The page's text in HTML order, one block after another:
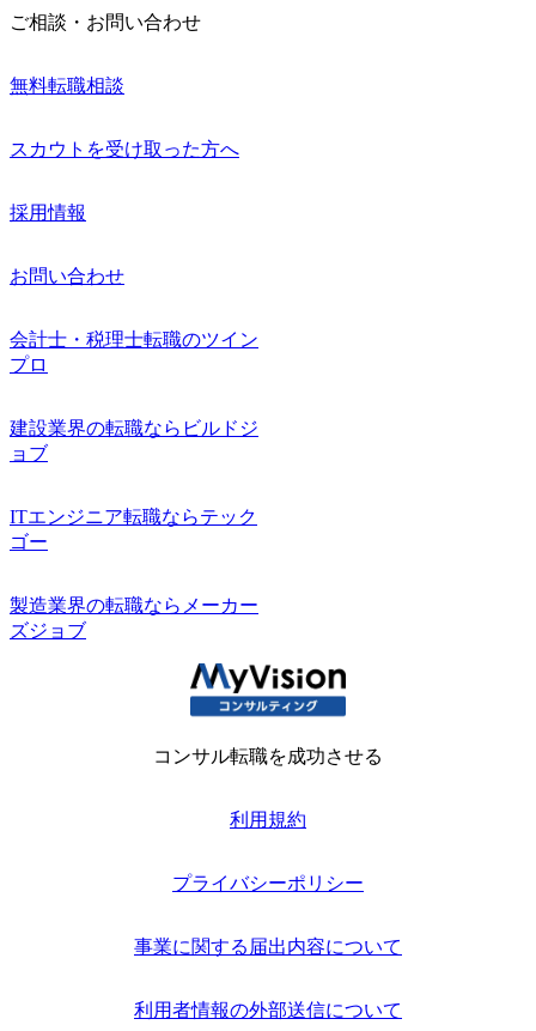
ご相談・お問い合わせ
無料転職相談
スカウトを受け取った方へ
採用情報
お問い合わせ
会計士・税理士転職のツイン
プロ
建設業界の転職ならビルドジ
ョブ
ITエンジニア転職ならテック
ゴー
製造業界の転職ならメーカー
ズジョブ
コンサル転職を成功させる
利用規約
プライバシーポリシー
事業に関する届出内容について
利用者情報の外部送信について